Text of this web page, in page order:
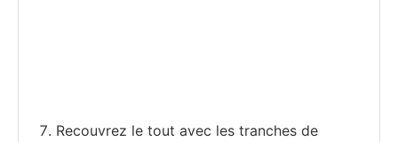
Recouvrez le tout avec les tranches de